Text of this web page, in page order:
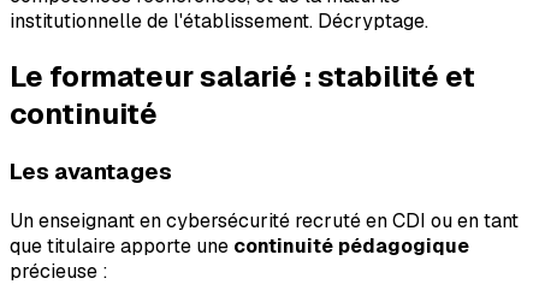
institutionnelle de l'établissement. Décryptage.
Le formateur salarié : stabilité et
continuité
Les avantages
Un enseignant en cybersécurité recruté en CDI ou en tant
que titulaire apporte une continuité pédagogique
précieuse :